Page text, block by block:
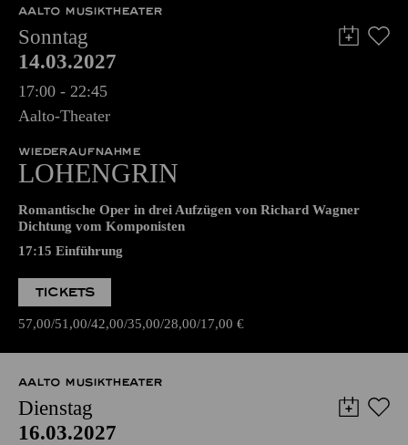
Familienticketserhältlich (begrenztes Kontingent)
AALTO MUSIKTHEATER
Sonntag
14.03.2027
17:00 - 22:45
Aalto-Theater
WIEDERAUFNAHME
LOHENGRIN
Dichtung vom Komponisten
17:15 Einführung
57,00 51,00 42,00 35,00
AALTO MUSIKTHEATER